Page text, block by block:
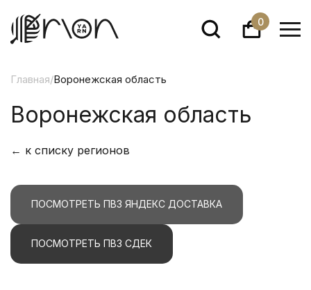
0
Главная/Воронежская область
Воронежская область
← к списку регионов
ПОСМОТРЕТЬ ПВЗ ЯНДЕКС ДОСТАВКА
ПОСМОТРЕТЬ ПВЗ СДЕК